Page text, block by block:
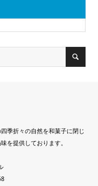
季折々の自然を和菓子に閉じ
を提供しております。